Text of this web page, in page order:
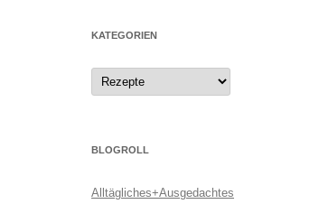
KATEGORIEN
Kategorien
BLOGROLL
Alltägliches+Ausgedachtes